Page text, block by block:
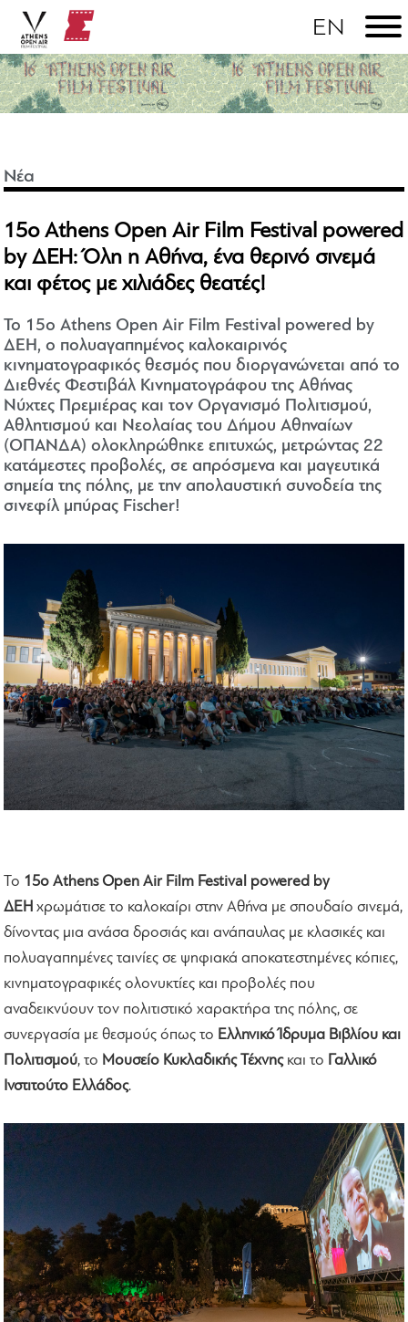
Νέα
15ο Athens Open Air Film Festival powered
by ΔΕΗ: Όλη η Αθήνα, ένα θερινό σινεμά
και φέτος με χιλιάδες θεατές!
To 15ο Αthens Open Air Film Festival powered by
ΔΕΗ, ο πολυαγαπημένος καλοκαιρινός
κινηματογραφικός θεσμός που διοργανώνεται από το
Διεθνές Φεστιβάλ Κινηματογράφου της Αθήνας
Νύχτες Πρεμιέρας και τον Οργανισμό Πολιτισμού,
Αθλητισμού και Νεολαίας του Δήμου Αθηναίων
(ΟΠΑΝΔΑ) ολοκληρώθηκε επιτυχώς, μετρώντας 22
κατάμεστες προβολές, σε απρόσμενα και μαγευτικά
σημεία της πόλης, με την απολαυστική συνοδεία της
σινεφίλ μπύρας Fischer!
Το 15o Athens Open Air Film Festival powered by
ΔΕΗ χρωμάτισε το καλοκαίρι στην Αθήνα με σπουδαίο σινεμά,
δίνοντας μια ανάσα δροσιάς και ανάπαυλας με κλασικές και
πολυαγαπημένες ταινίες σε ψηφιακά αποκατεστημένες κόπιες,
κινηματογραφικές ολονυκτίες και προβολές που
αναδεικνύουν τον πολιτιστικό χαρακτήρα της πόλης, σε
συνεργασία με θεσμούς όπως το Ελληνικό Ίδρυμα Βιβλίου και
Πολιτισμού, το Μουσείο Κυκλαδικής Τέχνης και το
Γαλλικό
Ινστιτούτο Ελλάδος.